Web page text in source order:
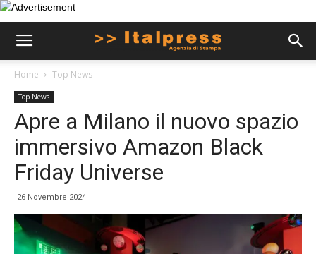
Home Top News
Top News
Apre a Milano il nuovo spazio
immersivo Amazon Black
Friday Universe
26 Novembre 2024